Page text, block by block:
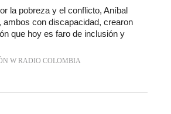
la pobreza y el conflicto, Aníbal
con discapacidad, crearon
que hoy es faro de inclusión y
W RADIO COLOMBIA